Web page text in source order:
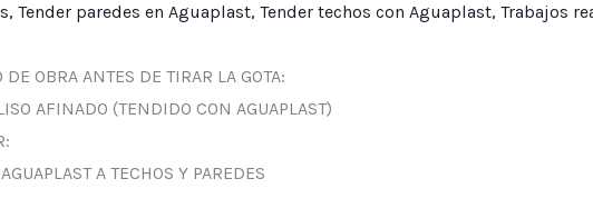
, Tender paredes en Aguaplast, Tender techos con Aguaplast, Trabajos
DE OBRA ANTES DE TIRAR LA GOTA:
AFINADO (TENDIDO CON AGUAPLAST)
A TECHOS Y PAREDES